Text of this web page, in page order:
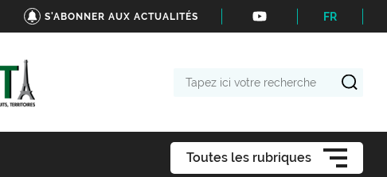
S'ABONNER AUX ACTUALITÉS FR
Toutes les rubriques